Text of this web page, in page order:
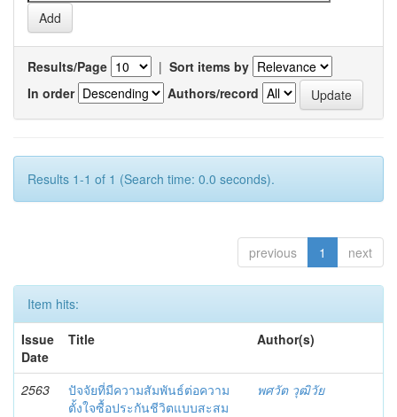
Results/Page | Sort items by
In order
Authors/record
Results 1-1 of 1 (Search time: 0.0 seconds).
previous 1 next
Item hits:
Issue
Date
Title Author(s)
2563
ปัจจัยที่มีความสัมพันธ์ต่อความ
ตั้งใจซื้อประกันชีวิตแบบสะสม
พศวัต วุฒิวัย